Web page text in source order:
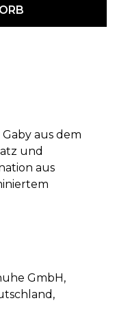
aus dem
und
aus
GmbH,